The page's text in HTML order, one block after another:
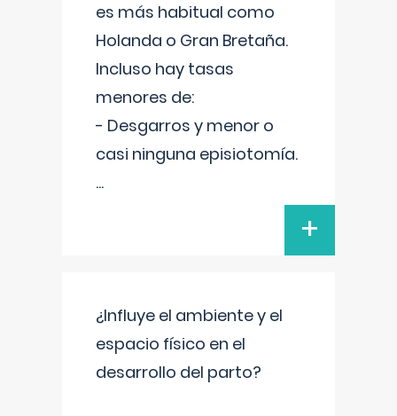
es más habitual como
Holanda o Gran Bretaña.
Incluso hay tasas
menores de:
- Desgarros y menor o
casi ninguna episiotomía.
...
+
¿Influye el ambiente y el
espacio físico en el
desarrollo del parto?